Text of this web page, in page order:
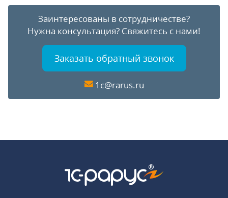
Заинтересованы в сотрудничестве?
Нужна консультация? Свяжитесь с нами!
Заказать обратный звонок
1c@rarus.ru